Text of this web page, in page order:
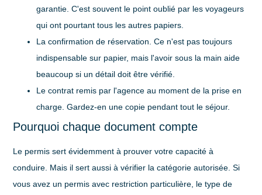
garantie . C'est souvent le point oublié par les voyageurs
qui ont pourtant tous les autres papiers.
La confirmation de réservation . Ce n'est pas toujours
indispensable sur papier, mais l'avoir sous la main aide
beaucoup si un détail doit être vérifié.
Le contrat remis par l'agence au moment de la prise en
charge. Gardez-en une copie pendant tout le séjour.
Pourquoi chaque document compte
Le permis sert évidemment à prouver votre capacité à
conduire. Mais il sert aussi à vérifier la catégorie autorisée. Si
vous avez un permis avec restriction particulière, le type de